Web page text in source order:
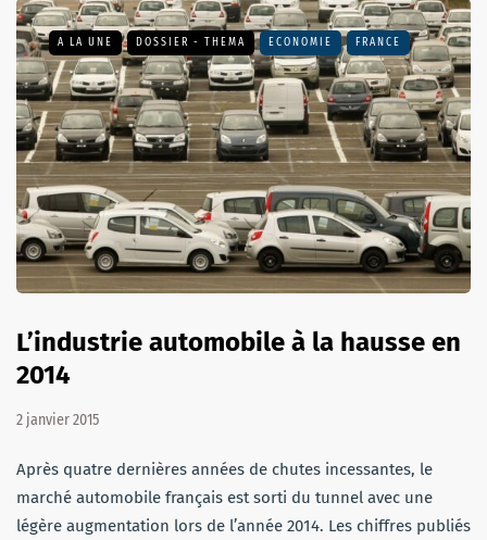
A LA UNE DOSSIER - THEMA ECONOMIE FRANCE
L’industrie automobile à la hausse en
2014
2 janvier 2015
Après quatre dernières années de chutes incessantes, le
marché automobile français est sorti du tunnel avec une
légère augmentation lors de l’année 2014. Les chiffres publiés